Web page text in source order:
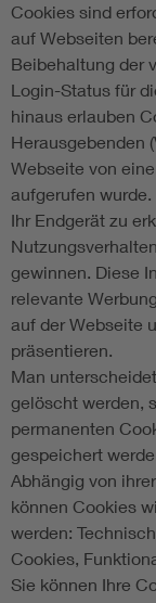
Cookies sind
auf Webseiten
Beibehaltung der
Login-Status für
hinaus erlauben
Herausgebenden
Webseite von
aufgerufen
Ihr Endgerät zu
gewinnen. Diese
relevante
auf der Webseite
präsentieren.
Man
gelöscht werden,
permanenten
gespeichert
Abhängig von
können Cookies
werden:
Cookies,
Sie können Ihre